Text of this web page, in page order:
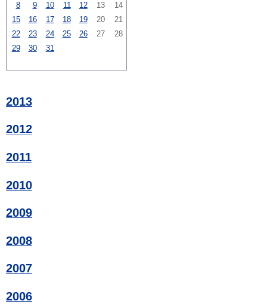
8
9 10 11 12 13
14
15
16 17 18 19 20
21
22
23 24 25 26 27
28
29
30 31
2013
2012
2011
2010
2009
2008
2007
2006